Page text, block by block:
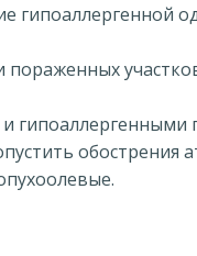
обострения